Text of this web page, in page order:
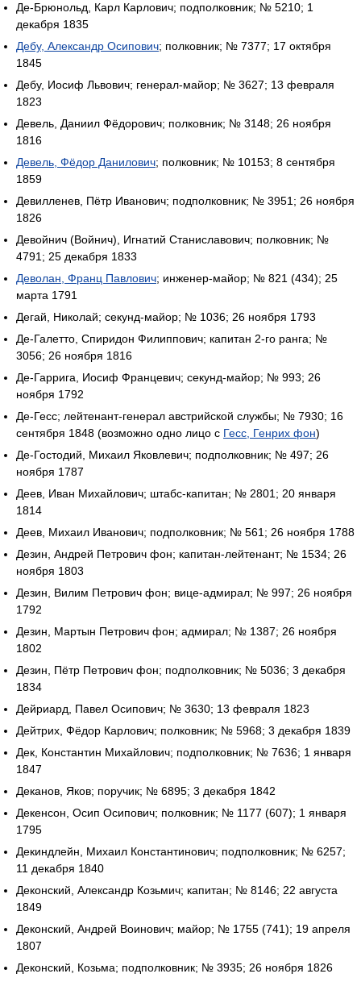
Де-Брюнольд, Карл Карлович; подполковник; № 5210; 1
декабря 1835
Дебу, Александр Осипович; полковник; № 7377; 17 октября
1845
Дебу, Иосиф Львович; генерал-майор; № 3627; 13 февраля
1823
Девель, Даниил Фёдорович; полковник; № 3148; 26 ноября
1816
Девель, Фёдор Данилович; полковник; № 10153; 8 сентября
1859
Девилленев, Пётр Иванович; подполковник; № 3951; 26 ноября
1826
Девойнич (Войнич), Игнатий Станиславович; полковник; №
4791; 25 декабря 1833
Деволан, Франц Павлович; инженер-майор; № 821 (434); 25
марта 1791
Дегай, Николай; секунд-майор; № 1036; 26 ноября 1793
Де-Галетто, Спиридон Филиппович; капитан 2-го ранга; №
3056; 26 ноября 1816
Де-Гаррига, Иосиф Францевич; секунд-майор; № 993; 26
ноября 1792
Де-Гесс; лейтенант-генерал австрийской службы; № 7930; 16
сентября 1848 (возможно одно лицо с Гесс, Генрих фон)
Де-Гостодий, Михаил Яковлевич; подполковник; № 497; 26
ноября 1787
Деев, Иван Михайлович; штабс-капитан; № 2801; 20 января
1814
Деев, Михаил Иванович; подполковник; № 561; 26 ноября 1788
Дезин, Андрей Петрович фон; капитан-лейтенант; № 1534; 26
ноября 1803
Дезин, Вилим Петрович фон; вице-адмирал; № 997; 26 ноября
1792
Дезин, Мартын Петрович фон; адмирал; № 1387; 26 ноября
1802
Дезин, Пётр Петрович фон; подполковник; № 5036; 3 декабря
1834
Дейриард, Павел Осипович; № 3630; 13 февраля 1823
Дейтрих, Фёдор Карлович; полковник; № 5968; 3 декабря 1839
Дек, Константин Михайлович; подполковник; № 7636; 1 января
1847
Деканов, Яков; поручик; № 6895; 3 декабря 1842
Декенсон, Осип Осипович; полковник; № 1177 (607); 1 января
1795
Декиндлейн, Михаил Константинович; подполковник; № 6257;
11 декабря 1840
Деконский, Александр Козьмич; капитан; № 8146; 22 августа
1849
Деконский, Андрей Воинович; майор; № 1755 (741); 19 апреля
1807
Деконский, Козьма; подполковник; № 3935; 26 ноября 1826